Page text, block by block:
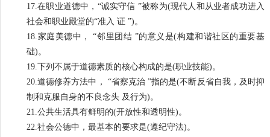
17.在职业道德中，“诚实守信 ”被称为(现代人和从业者成功进入
社会和职业殿堂的“准入 证 ”)。
18.家庭美德中， “邻里团结 ”的意义是(构建和谐社区的重要基
础)。
19.下列不属于道德素质的核心构成的是(职业技能)。
20.道德修养方法中， “省察克治 ”指的是(不断反省自我，及时抑
制和克服自身的不良念头 及行为)。
21.公共生活具有鲜明的(开放性和透明性)。
22.社会公德中，最基本的要求是(遵纪守法)。